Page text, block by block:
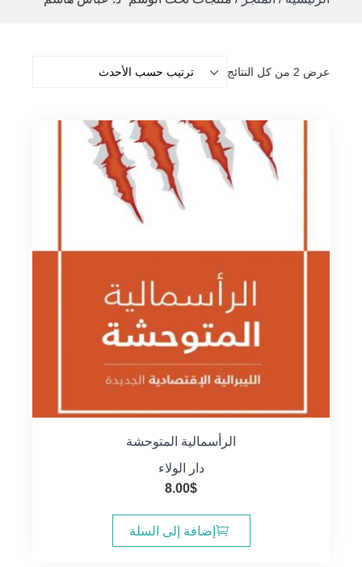
عرض ⁦2⁩ من كل النتائج
تم
الأحدث
الرأسمالية المتوحشة
دار الولاء
8.00$
إضافة إلى السلة